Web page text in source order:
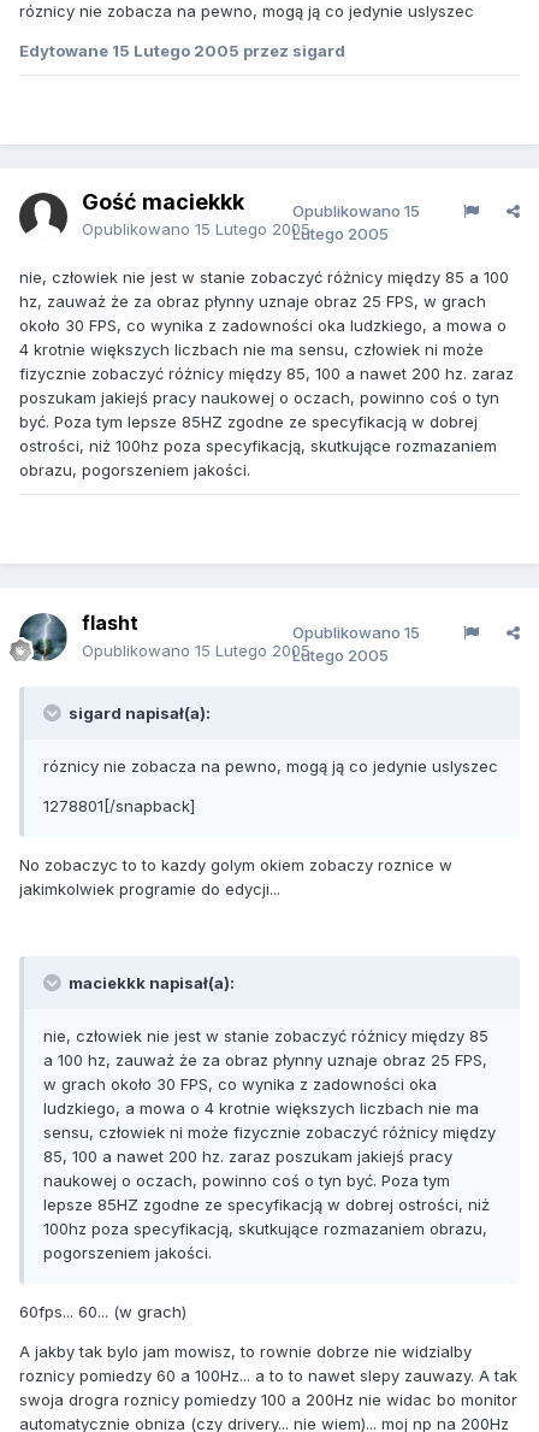
róznicy nie zobacza na pewno, mogą ją co jedynie uslyszec
Edytowane 15 Lutego 2005 przez sigard
Gość maciekkk
Opublikowano 15 Lutego 2005
Opublikowano 15
Lutego 2005
nie, człowiek nie jest w stanie zobaczyć różnicy między 85 a 100
hz, zauważ że za obraz płynny uznaje obraz 25 FPS, w grach
około 30 FPS, co wynika z zadowności oka ludzkiego, a mowa o
4 krotnie większych liczbach nie ma sensu, człowiek ni może
fizycznie zobaczyć różnicy między 85, 100 a nawet 200 hz. zaraz
poszukam jakiejś pracy naukowej o oczach, powinno coś o tyn
być. Poza tym lepsze 85HZ zgodne ze specyfikacją w dobrej
ostrości, niż 100hz poza specyfikacją, skutkujące rozmazaniem
obrazu, pogorszeniem jakości.
flasht
Opublikowano 15 Lutego 2005
Opublikowano 15
Lutego 2005
sigard napisał(a):
róznicy nie zobacza na pewno, mogą ją co jedynie uslyszec
1278801[/snapback]
No zobaczyc to to kazdy golym okiem zobaczy roznice w
jakimkolwiek programie do edycji...
maciekkk napisał(a):
nie, człowiek nie jest w stanie zobaczyć różnicy między 85
a 100 hz, zauważ że za obraz płynny uznaje obraz 25 FPS,
w grach około 30 FPS, co wynika z zadowności oka
ludzkiego, a mowa o 4 krotnie większych liczbach nie ma
sensu, człowiek ni może fizycznie zobaczyć różnicy między
85, 100 a nawet 200 hz. zaraz poszukam jakiejś pracy
naukowej o oczach, powinno coś o tyn być. Poza tym
lepsze 85HZ zgodne ze specyfikacją w dobrej ostrości, niż
100hz poza specyfikacją, skutkujące rozmazaniem obrazu,
pogorszeniem jakości.
60fps... 60... (w grach)
A jakby tak bylo jam mowisz, to rownie dobrze nie widzialby
roznicy pomiedzy 60 a 100Hz... a to to nawet slepy zauwazy. A tak
swoja drogra roznicy pomiedzy 100 a 200Hz nie widac bo monitor
automatycznie obniza (czy drivery... nie wiem)... moj np na 200Hz